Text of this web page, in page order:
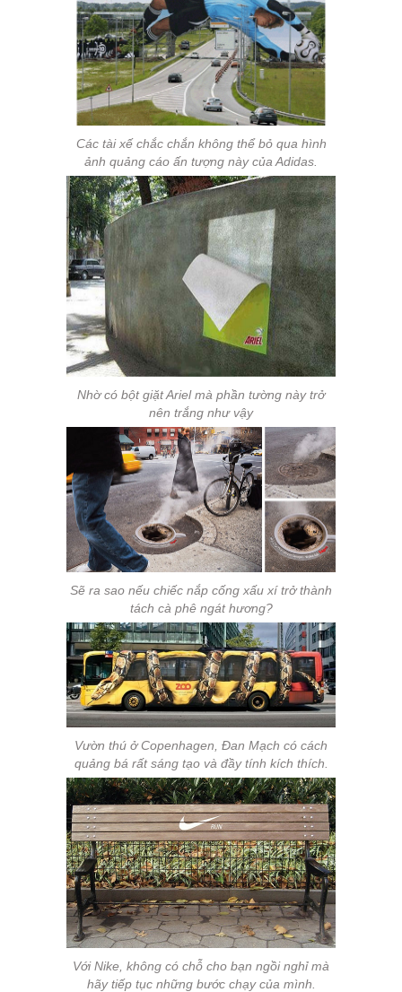
Các tài xế chắc chắn không thể bỏ qua hình
ảnh quảng cáo ấn tượng này của Adidas.
Nhờ có bột giặt Ariel mà phần tường này trở
nên trắng như vậy
Sẽ ra sao nếu chiếc nắp cống xấu xí trở thành
tách cà phê ngát hương?
Vườn thú ở Copenhagen, Đan Mạch có cách
quảng bá rất sáng tạo và đầy tính kích thích.
Với Nike, không có chỗ cho bạn ngồi nghỉ mà
hãy tiếp tục những bước chạy của mình.